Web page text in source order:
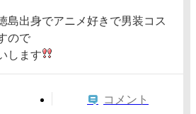
島出身でアニメ好きで男装コス
ので
します
コメント